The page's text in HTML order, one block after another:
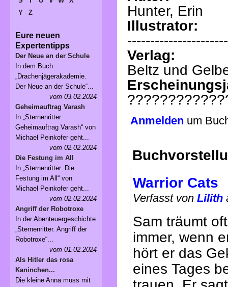
Hunter, Erin
Illustrator:
Verlag:
Beltz und
Anmelden um
Warrior Cats
Verfasst von Lilith
Sam träumt
immer, wenn
hört er das
eines Tages
Y
Z
Eure neuen
Expertentipps
Der Neue an der Schule
In dem Buch
„Drachenjägerakademie.
Der Neue an der Schule“...
vom 03.02.2024
Geheimauftrag Varash
In „Sternenritter.
Geheimauftrag Varash“ von
Michael Peinkofer geht...
vom 02.02.2024
Die Festung im All
In „Sternenritter. Die
Festung im All“ von
Michael Peinkofer geht...
vom 02.02.2024
Angriff der Robotroxe
In der Abenteuergeschichte
„Sternenritter. Angriff der
Robotroxe“...
vom 01.02.2024
Als Hitler das rosa
Kaninchen...
Die kleine Anna muss mit